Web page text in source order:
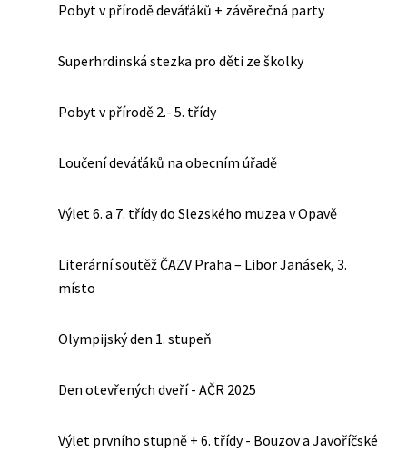
Pobyt v přírodě deváťáků + závěrečná party
Superhrdinská stezka pro děti ze školky
Pobyt v přírodě 2.- 5. třídy
Loučení deváťáků na obecním úřadě
Výlet 6. a 7. třídy do Slezského muzea v Opavě
Literární soutěž ČAZV Praha – Libor Janásek, 3.
místo
Olympijský den 1. stupeň
Den otevřených dveří - AČR 2025
Výlet prvního stupně + 6. třídy - Bouzov a Javoříčské